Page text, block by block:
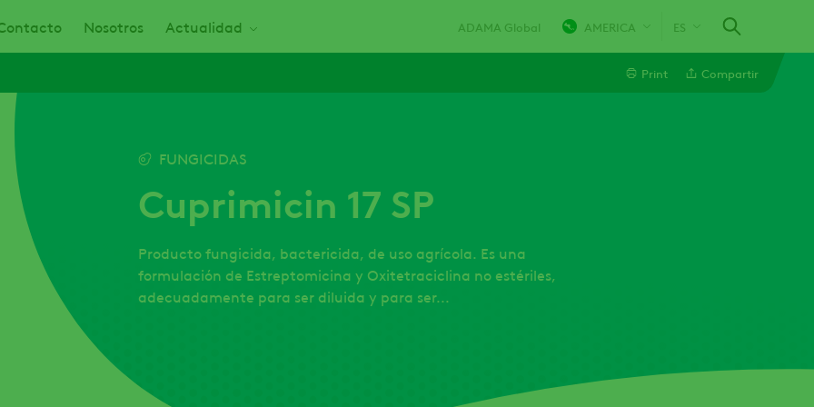
Nosotros Actualidad ADAMA Global AMERICA ES
Print Compartir
FUNGICIDAS
Cuprimicin 17 SP
Producto fungicida, bactericida, de uso agrícola. Es una
formulación de Estreptomicina y Oxitetraciclina no estériles,
adecuadamente para ser diluida y para ser...